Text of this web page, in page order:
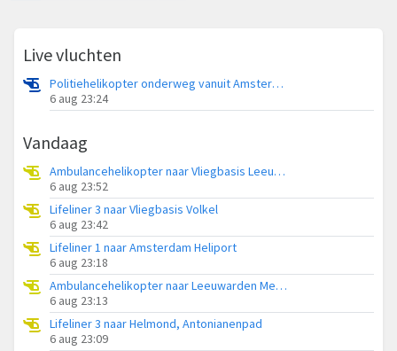
Live vluchten
Politiehelikopter onderweg vanuit Amsterdam Vliegveld Schiphol
6 aug 23:24
Vandaag
Ambulancehelikopter naar Vliegbasis Leeuwarden
6 aug 23:52
Lifeliner 3 naar Vliegbasis Volkel
6 aug 23:42
Lifeliner 1 naar Amsterdam Heliport
6 aug 23:18
Ambulancehelikopter naar Leeuwarden Medical Center Heliport
6 aug 23:13
Lifeliner 3 naar Helmond, Antonianenpad
6 aug 23:09